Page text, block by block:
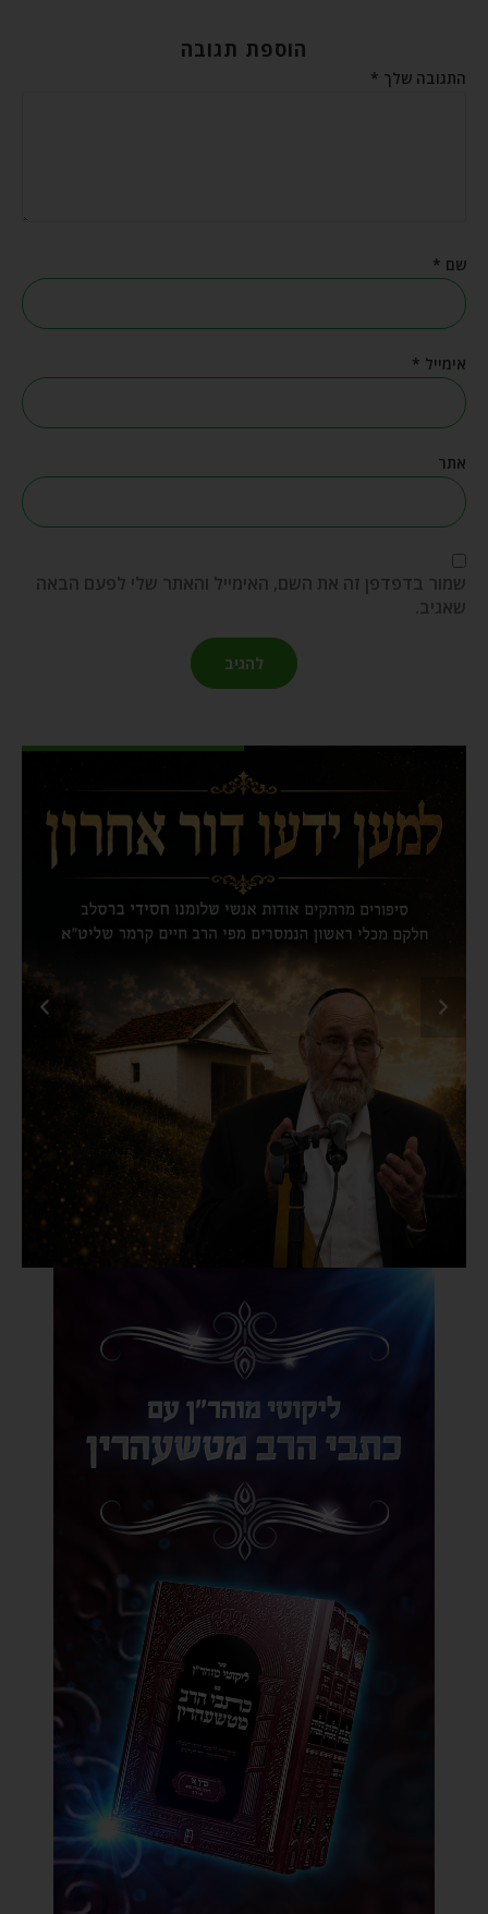
הוספת תגובה
התגובה שלך *
שם *
אימייל *
אתר
שמור בדפדפן זה את השם, האימייל והאתר שלי לפעם הבאה
שאגיב.